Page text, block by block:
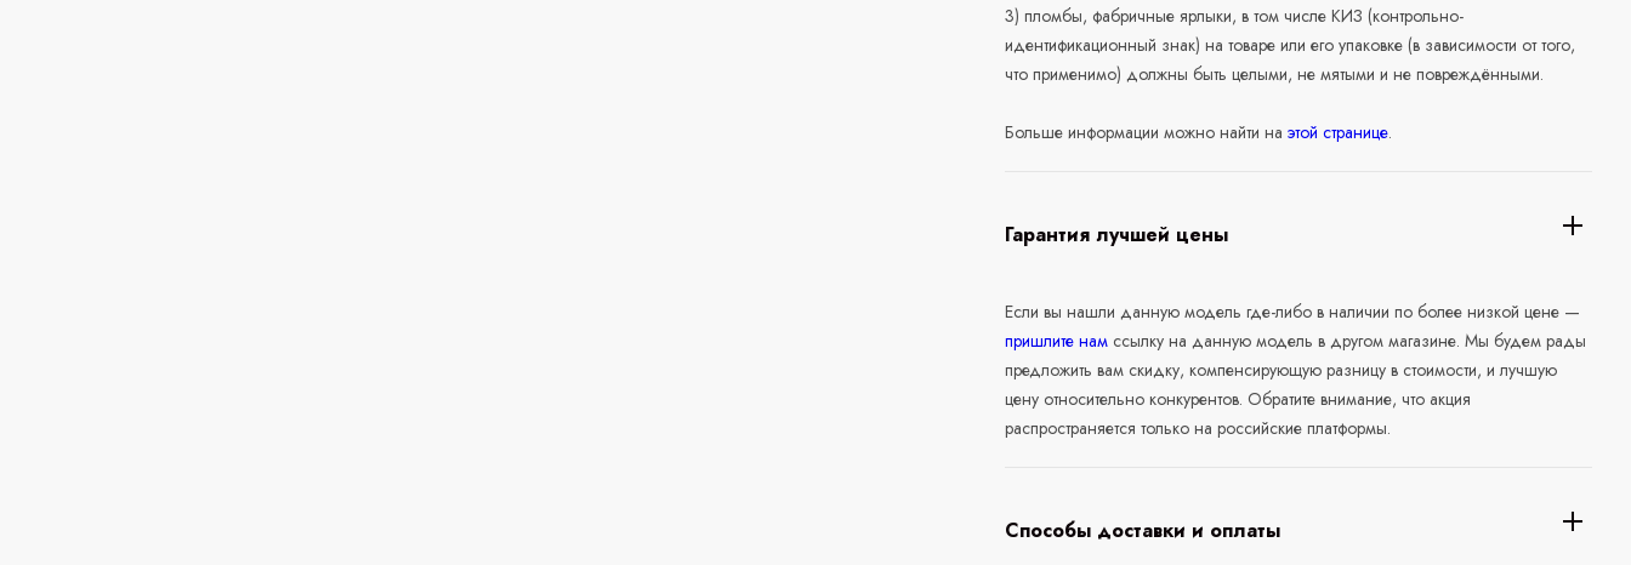
3) пломбы, фабричные ярлыки, в том числе КИЗ (контрольно-
идентификационный знак) на товаре или его упаковке (в зависимости от того,
что применимо) должны быть целыми, не мятыми и не повреждёнными.
Больше информации можно найти наэтой странице.
Гарантия лучшей цены
Если вы нашли данную модель где-либо в наличии по более низкой цене —
пришлите нам ссылку на данную модель в другом магазине. Мы будем рады
предложить вам скидку, компенсирующую разницу в стоимости, и лучшую
цену относительно конкурентов. Обратите внимание, что акция
распространяется только на российские платформы.
Способы доставки и оплаты